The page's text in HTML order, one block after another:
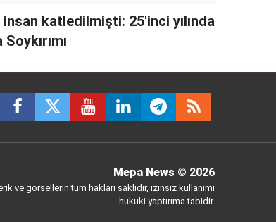
insan katledilmişti: 25'inci yılında
Mepa News © 2026
ve görsellerin tüm hakları saklıdır, izinsiz kullanımı
hukuki yaptırıma tabidir.